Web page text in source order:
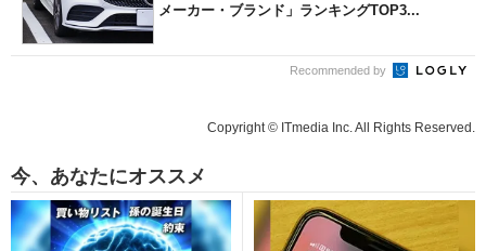
メーカー・ブランド」ランキングTOP3...
Recommended by
Copyright © ITmedia Inc. All Rights Reserved.
今、あなたにオススメ